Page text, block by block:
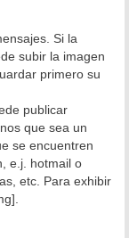
Si la
subir la imagen
primero su
publicar
que sea un
se encuentren
e.j. hotmail o
etc. Para exhibir